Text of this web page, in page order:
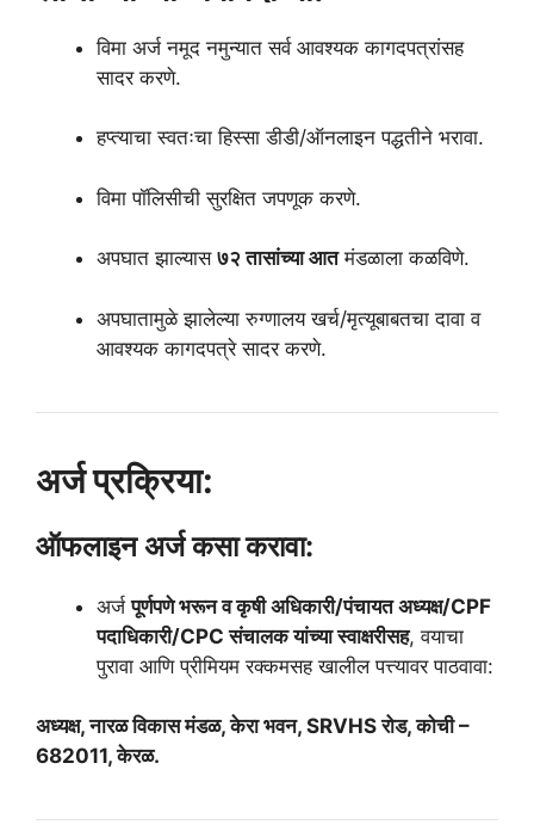
विमा अर्ज नमूद नमुन्यात सर्व आवश्यक कागदपत्रांसह
सादर करणे.
हप्त्याचा स्वतःचा हिस्सा डीडी/ऑनलाइन पद्धतीने भरावा.
विमा पॉलिसीची सुरक्षित जपणूक करणे.
अपघात झाल्यास ७२ तासांच्या आतमंडळाला कळविणे.
अपघातामुळे झालेल्या रुग्णालय खर्च/मृत्यूबाबतचा दावा व
आवश्यक कागदपत्रे सादर करणे.
अर्ज प्रक्रिया:
ऑफलाइन अर्ज कसा करावा:
अर्जपूर्णपणे भरून व कृषी अधिकारी/पंचायत अध्यक्ष/CPF
पदाधिकारी/CPC संचालक यांच्या स्वाक्षरीसह, वयाचा
पुरावा आणि प्रीमियम रक्कमसह खालील पत्त्यावर पाठवावा:
अध्यक्ष, नारळ विकास मंडळ, केरा भवन, SRVHS रोड, कोची –
682011, केरळ.